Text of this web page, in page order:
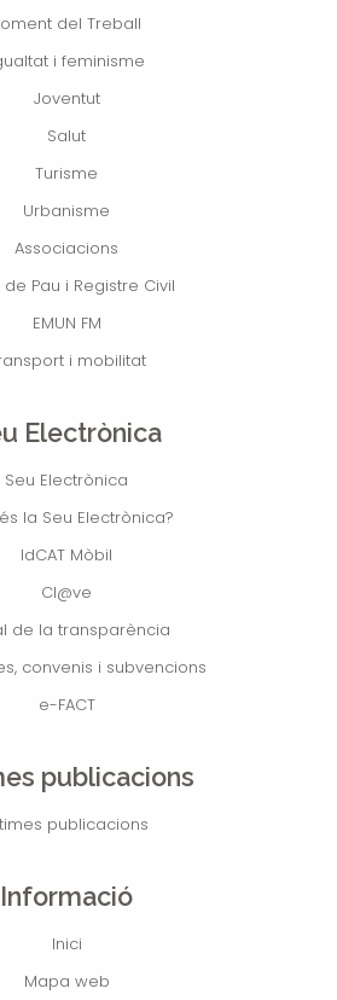
del Treball
i feminisme
Joventut
Salut
Turisme
Urbanisme
Associacions
de Pau i Registre Civil
EMUN FM
i mobilitat
Electrònica
Seu Electrònica
la Seu Electrònica?
IdCAT Mòbil
Cl@ve
de la transparència
convenis i subvencions
e-FACT
publicacions
publicacions
Informació
Inici
Mapa web